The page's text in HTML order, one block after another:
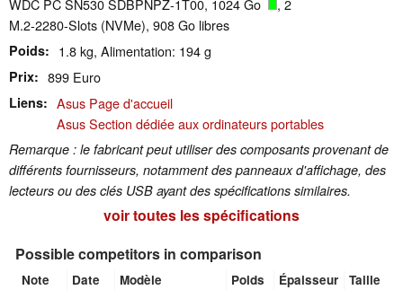
WDC PC SN530 SDBPNPZ-1T00, 1024 Go
, 2
M.2-2280-Slots (NVMe), 908 Go libres
Poids 1.8 kg, Alimentation: 194 g
Prix 899 Euro
Liens
Asus Page d'accueil
Asus Section dédiée aux ordinateurs portables
Remarque : le fabricant peut utiliser des composants provenant de
différents fournisseurs, notamment des panneaux d'affichage, des
lecteurs ou des clés USB ayant des spécifications similaires.
voir toutes les spécifications
Possible competitors in comparison
Note Date Modèle Poids Épaisseur Taille